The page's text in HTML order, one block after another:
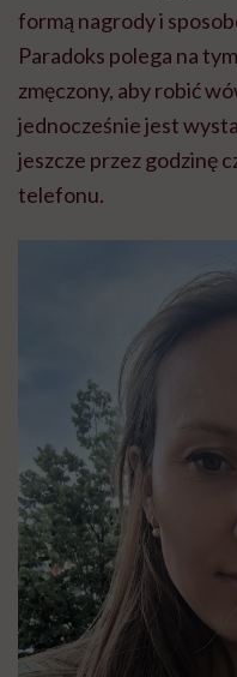
formą nagrody i
Paradoks polega na
zmęczony, aby robić
jednocześnie jest
jeszcze przez godzinę
telefonu.